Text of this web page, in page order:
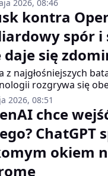
powodem
– Musk zbyt długo
2026, 08:46
kontra
spór i
daje się
z najgłośniejszych
rozgrywa się
jeden z najbogatszych
OpenAI w
dolarów. Jednak
– uwagę
sprawę, sędzia
która twardą ręką
2026, 08:51
chce
ChatGPT
okiem